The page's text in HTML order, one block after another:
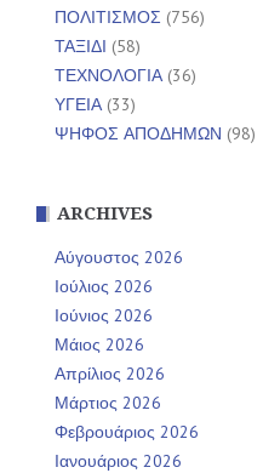
ΠΟΛΙΤΙΣΜΟΣ (756)
ΤΑΞΙΔΙ (58)
ΤΕΧΝΟΛΟΓΙΑ(36)
ΥΓΕΙΑ(33)
ΨΗΦΟΣ ΑΠΟΔΗΜΩΝ (98)
ARCHIVES
Αύγουστος 2026
Ιούλιος 2026
Ιούνιος 2026
Μάιος 2026
Απρίλιος 2026
Μάρτιος 2026
Φεβρουάριος 2026
Ιανουάριος 2026